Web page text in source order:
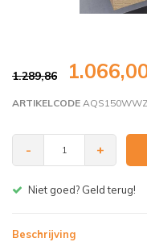
1.289,86
ARTIKELCODE
- +
Gratis bezorgen v.a. €
Beschrijving